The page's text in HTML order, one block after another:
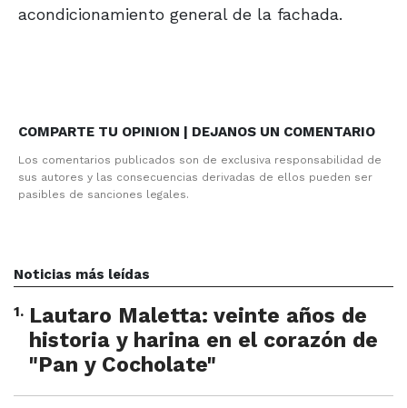
acondicionamiento general de la fachada.
COMPARTE TU OPINION | DEJANOS UN COMENTARIO
Los comentarios publicados son de exclusiva responsabilidad de
sus autores y las consecuencias derivadas de ellos pueden ser
pasibles de sanciones legales.
Noticias más leídas
1. Lautaro Maletta: veinte años de
historia y harina en el corazón de
"Pan y Cocholate"